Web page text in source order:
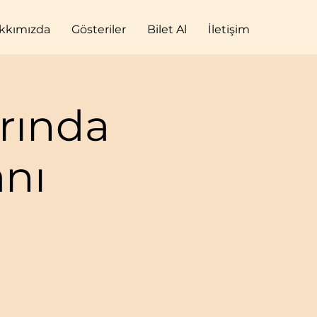
Gösteriler Bilet Al İletişim